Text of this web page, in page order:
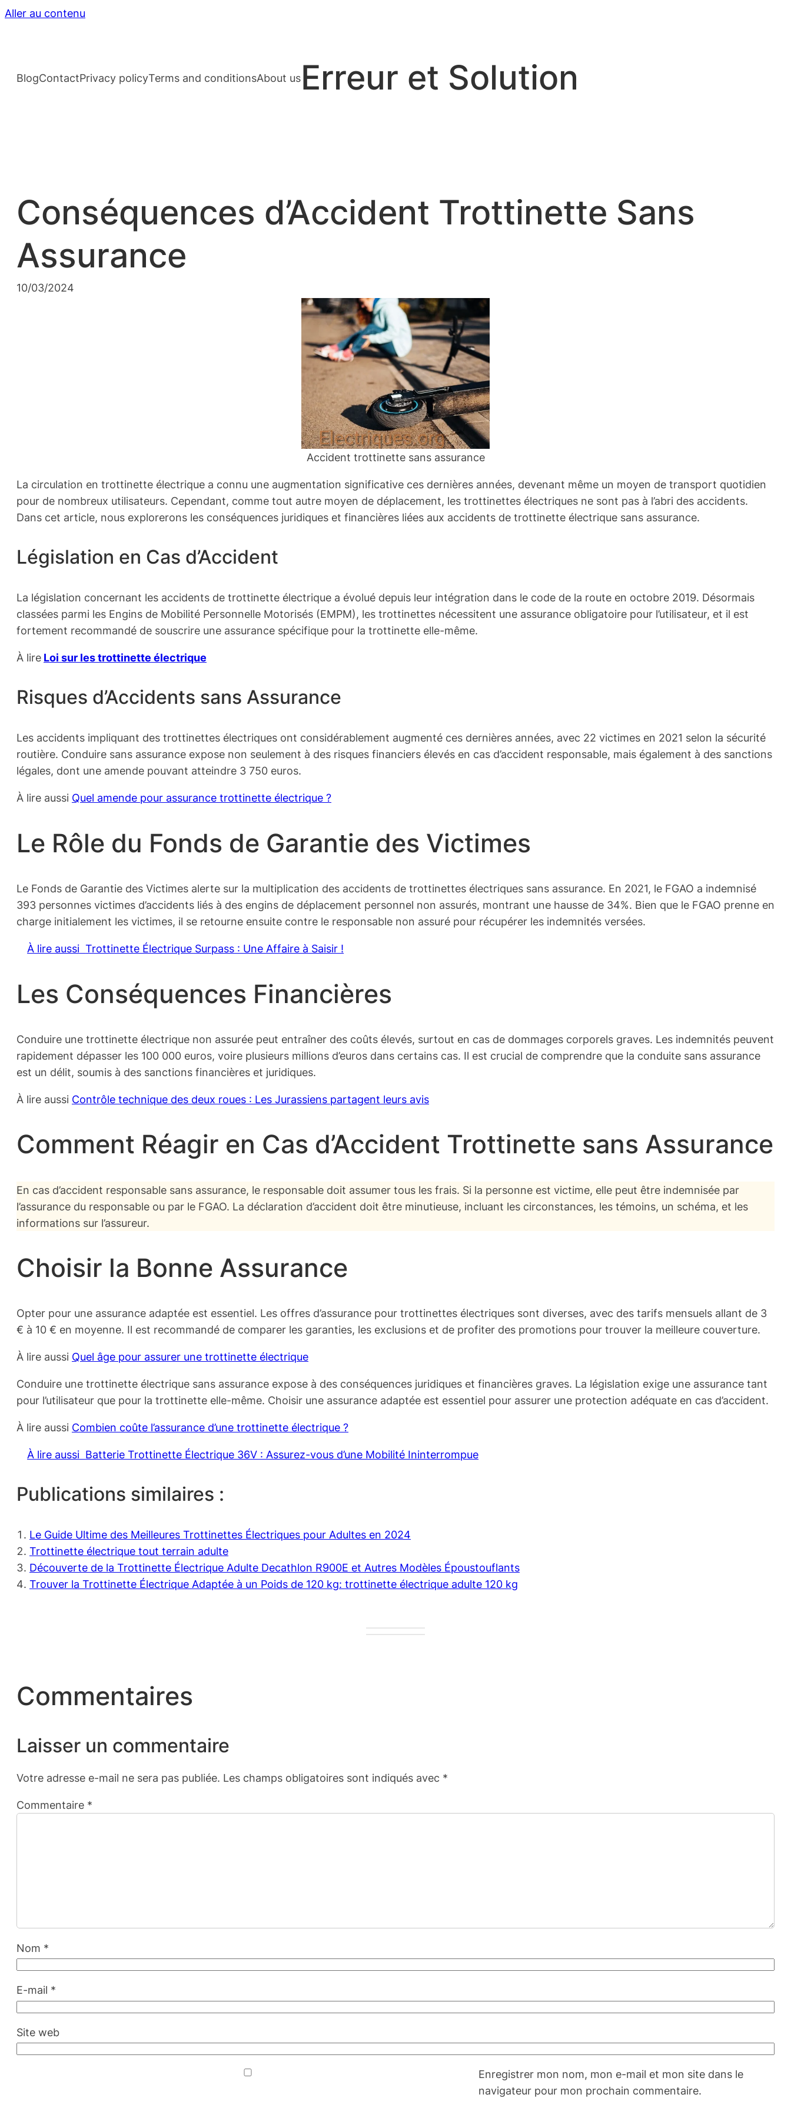
Aller au contenu
BlogContactPrivacy policyTerms and conditionsAbout usErreur et Solution
Conséquences d’Accident Trottinette Sans
Assurance
10/03/2024
Accident trottinette sans assurance
La circulation en trottinette électrique a connu une augmentation significative ces dernières années, devenant même un moyen de transport quotidien
pour de nombreux utilisateurs. Cependant, comme tout autre moyen de déplacement, les trottinettes électriques ne sont pas à l’abri des accidents.
Dans cet article, nous explorerons les conséquences juridiques et financières liées aux accidents de trottinette électrique sans assurance.
Législation en Cas d’Accident
La législation concernant les accidents de trottinette électrique a évolué depuis leur intégration dans le code de la route en octobre 2019. Désormais
classées parmi les Engins de Mobilité Personnelle Motorisés (EMPM), les trottinettes nécessitent une assurance obligatoire pour l’utilisateur, et il est
fortement recommandé de souscrire une assurance spécifique pour la trottinette elle-même.
À lire Loi sur les trottinette électrique
Risques d’Accidents sans Assurance
Les accidents impliquant des trottinettes électriques ont considérablement augmenté ces dernières années, avec 22 victimes en 2021 selon la sécurité
routière. Conduire sans assurance expose non seulement à des risques financiers élevés en cas d’accident responsable, mais également à des sanctions
légales, dont une amende pouvant atteindre 3 750 euros.
À lire aussi Quel amende pour assurance trottinette électrique ?
Le Rôle du Fonds de Garantie des Victimes
Le Fonds de Garantie des Victimes alerte sur la multiplication des accidents de trottinettes électriques sans assurance. En 2021, le FGAO a indemnisé
393 personnes victimes d’accidents liés à des engins de déplacement personnel non assurés, montrant une hausse de 34%. Bien que le FGAO prenne en
charge initialement les victimes, il se retourne ensuite contre le responsable non assuré pour récupérer les indemnités versées.
À lire aussi Trottinette Électrique Surpass : Une Affaire à Saisir !
Les Conséquences Financières
Conduire une trottinette électrique non assurée peut entraîner des coûts élevés, surtout en cas de dommages corporels graves. Les indemnités peuvent
rapidement dépasser les 100 000 euros, voire plusieurs millions d’euros dans certains cas. Il est crucial de comprendre que la conduite sans assurance
est un délit, soumis à des sanctions financières et juridiques.
À lire aussi Contrôle technique des deux roues : Les Jurassiens partagent leurs avis
Comment Réagir en Cas d’Accident Trottinette sans Assurance
En cas d’accident responsable sans assurance, le responsable doit assumer tous les frais. Si la personne est victime, elle peut être indemnisée par
l’assurance du responsable ou par le FGAO. La déclaration d’accident doit être minutieuse, incluant les circonstances, les témoins, un schéma, et les
informations sur l’assureur.
Choisir la Bonne Assurance
Opter pour une assurance adaptée est essentiel. Les offres d’assurance pour trottinettes électriques sont diverses, avec des tarifs mensuels allant de 3
€ à 10 € en moyenne. Il est recommandé de comparer les garanties, les exclusions et de profiter des promotions pour trouver la meilleure couverture.
À lire aussi Quel âge pour assurer une trottinette électrique
Conduire une trottinette électrique sans assurance expose à des conséquences juridiques et financières graves. La législation exige une assurance tant
pour l’utilisateur que pour la trottinette elle-même. Choisir une assurance adaptée est essentiel pour assurer une protection adéquate en cas d’accident.
À lire aussi Combien coûte l’assurance d’une trottinette électrique ?
À lire aussi Batterie Trottinette Électrique 36V : Assurez-vous d’une Mobilité Ininterrompue
Publications similaires :
Le Guide Ultime des Meilleures Trottinettes Électriques pour Adultes en 2024
Trottinette électrique tout terrain adulte
Découverte de la Trottinette Électrique Adulte Decathlon R900E et Autres Modèles Époustouflants
Trouver la Trottinette Électrique Adaptée à un Poids de 120 kg: trottinette électrique adulte 120 kg
Commentaires
Laisser un commentaire
Votre adresse e-mail ne sera pas publiée. Les champs obligatoires sont indiqués avec *
Commentaire *
Nom *
E-mail *
Site web
Enregistrer mon nom, mon e-mail et mon site dans le
navigateur pour mon prochain commentaire.